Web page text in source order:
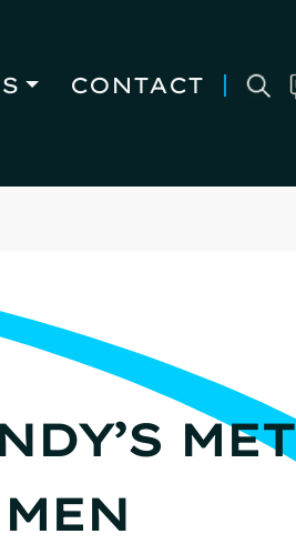
CONTACT
MET